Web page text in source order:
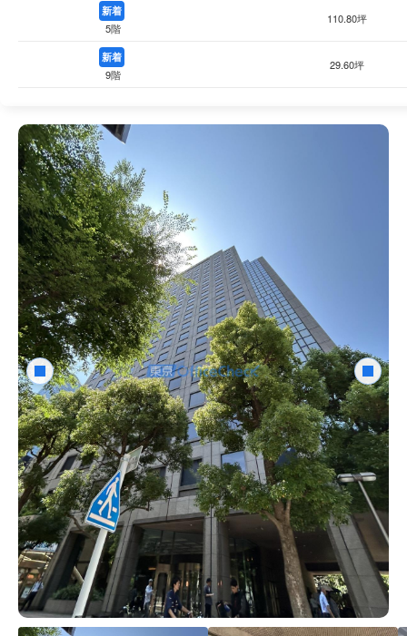
新着
5階
110.80坪
新着
9階
29.60坪